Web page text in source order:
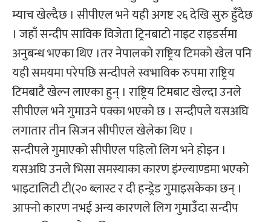
म्याच खेल्दैछ । सीपीएल भने यही अगष्ट २६ देखि सुरु हुँदैछ
। जहाँ सन्दीप साविक विजेता ट्रिनबाटो नाइट राइडर्समा
अनुबन्ध भएका थिए ।तर नेपालको राष्ट्रिय टिमको खेल पनि
यही समयमा परेपछि सन्दीपले स्वभाविक रुपमा राष्ट्रिय
टिमबाटै खेल्न लाएका हुन् । राष्ट्रिय टिमबाट खेल्दा उनले
सीपीएल भने गुमाउने पक्का भएको छ । सन्दीपले यसअघि
लगातार तीन सिजन सीपीएल खेलेका थिए ।
सन्दीपले गुमाएको सीपीएल पहिलो लिग भने होइन ।
यसअघि उनले भिसा समस्याका कारण इंग्ल्याण्डमा भएको
भाइटालिटी टी(२० ब्लास्ट र दी हन्ड्रेड गुमाइसकेका छन् ।
आफ्नो कारण नभई अन्य कारणले लिग गुमाउँदा सन्दीप